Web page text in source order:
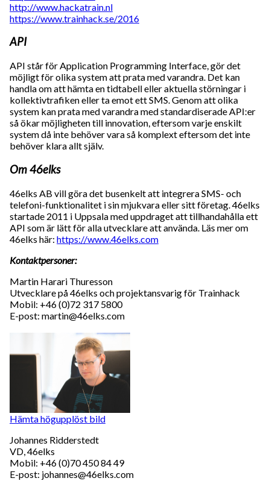
http://www.hackatrain.nl
https://www.trainhack.se/2016
API
API står för Application Programming Interface, gör det
möjligt för olika system att prata med varandra. Det kan
handla om att hämta en tidtabell eller aktuella störningar i
kollektivtrafiken eller ta emot ett SMS. Genom att olika
system kan prata med varandra med standardiserade API:er
så ökar möjligheten till innovation, eftersom varje enskilt
system då inte behöver vara så komplext eftersom det inte
behöver klara allt själv.
Om 46elks
46elks AB vill göra det busenkelt att integrera SMS- och
telefoni-funktionalitet i sin mjukvara eller sitt företag. 46elks
startade 2011 i Uppsala med uppdraget att tillhandahålla ett
API som är lätt för alla utvecklare att använda. Läs mer om
46elks här: https://www.46elks.com
Kontaktpersoner:
Martin Harari Thuresson
Utvecklare på 46elks och projektansvarig för Trainhack
Mobil: +46 (0)72 317 5800
E-post: martin@46elks.com
Hämta högupplöst bild
Johannes Ridderstedt
VD, 46elks
Mobil: +46 (0)70 450 84 49
E-post: johannes@46elks.com